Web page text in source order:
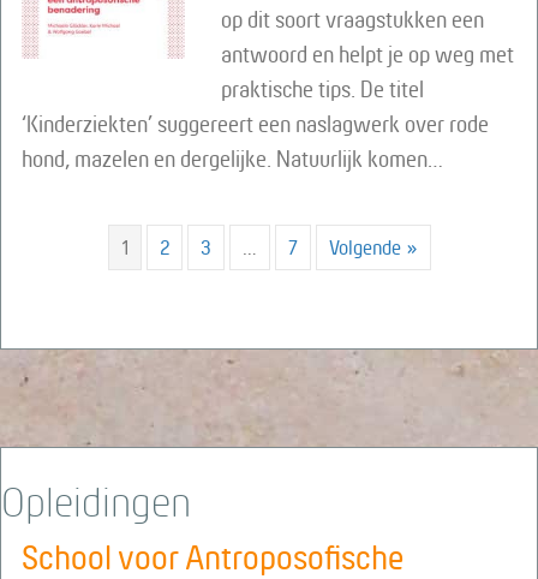
op dit soort vraagstukken een
antwoord en helpt je op weg met
praktische tips. De titel
‘Kinderziekten’ suggereert een naslagwerk over rode
hond, mazelen en dergelijke. Natuurlijk komen…
1 2 3 7 Volgende »
Opleidingen
School voor Antroposofische